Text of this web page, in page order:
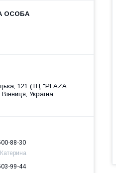
121 (ТЦ "PLAZA
Україна
88-30
99-44